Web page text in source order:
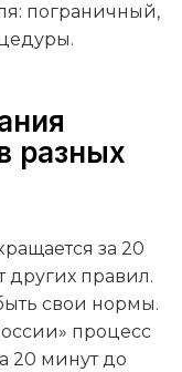
пограничный,
разных
за 20
других правил.
свои нормы.
процесс
20 минут до